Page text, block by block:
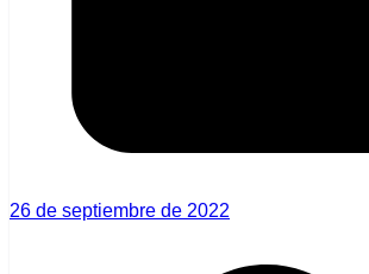
26 de septiembre de 2022